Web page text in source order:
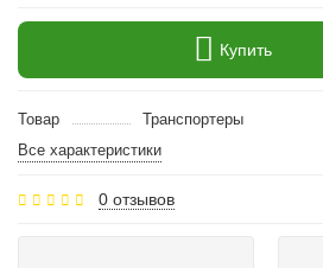
Купить
Товар
Транспортеры
Все характеристики
0 отзывов